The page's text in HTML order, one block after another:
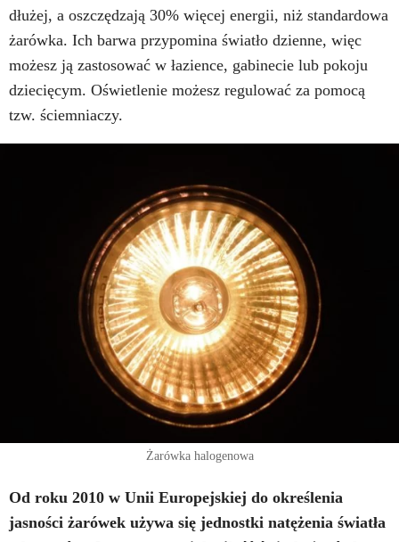
dłużej, a oszczędzają 30% więcej energii, niż standardowa
żarówka. Ich barwa przypomina światło dzienne, więc
możesz ją zastosować w łazience, gabinecie lub pokoju
dziecięcym. Oświetlenie możesz regulować za pomocą
tzw. ściemniaczy.
Żarówka halogenowa
Od roku 2010 w Unii Europejskiej do określenia
jasności żarówek używa się jednostki natężenia światła